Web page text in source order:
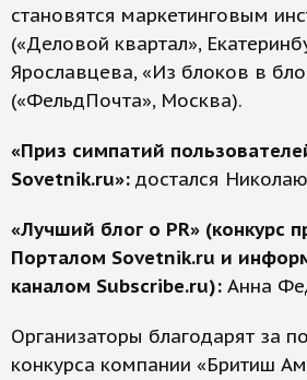
становятся маркетинговым
(«Деловой квартал»,
Ярославцева, «Из блоков в
(«ФельдПочта», Москва).
«Приз симпатий
Sovetnik.ru»: достался
«Лучший блог о PR» (конкурс
Порталом Sovetnik.ru и
каналом Subscribe.ru): Анна
Организаторы благодарят за
конкурса компании «Бритиш